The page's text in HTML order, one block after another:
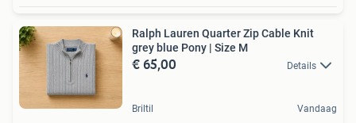
Ralph Lauren Quarter Zip Cable Knit
grey blue Pony | Size M
€ 65,00 Details
Briltil Vandaag